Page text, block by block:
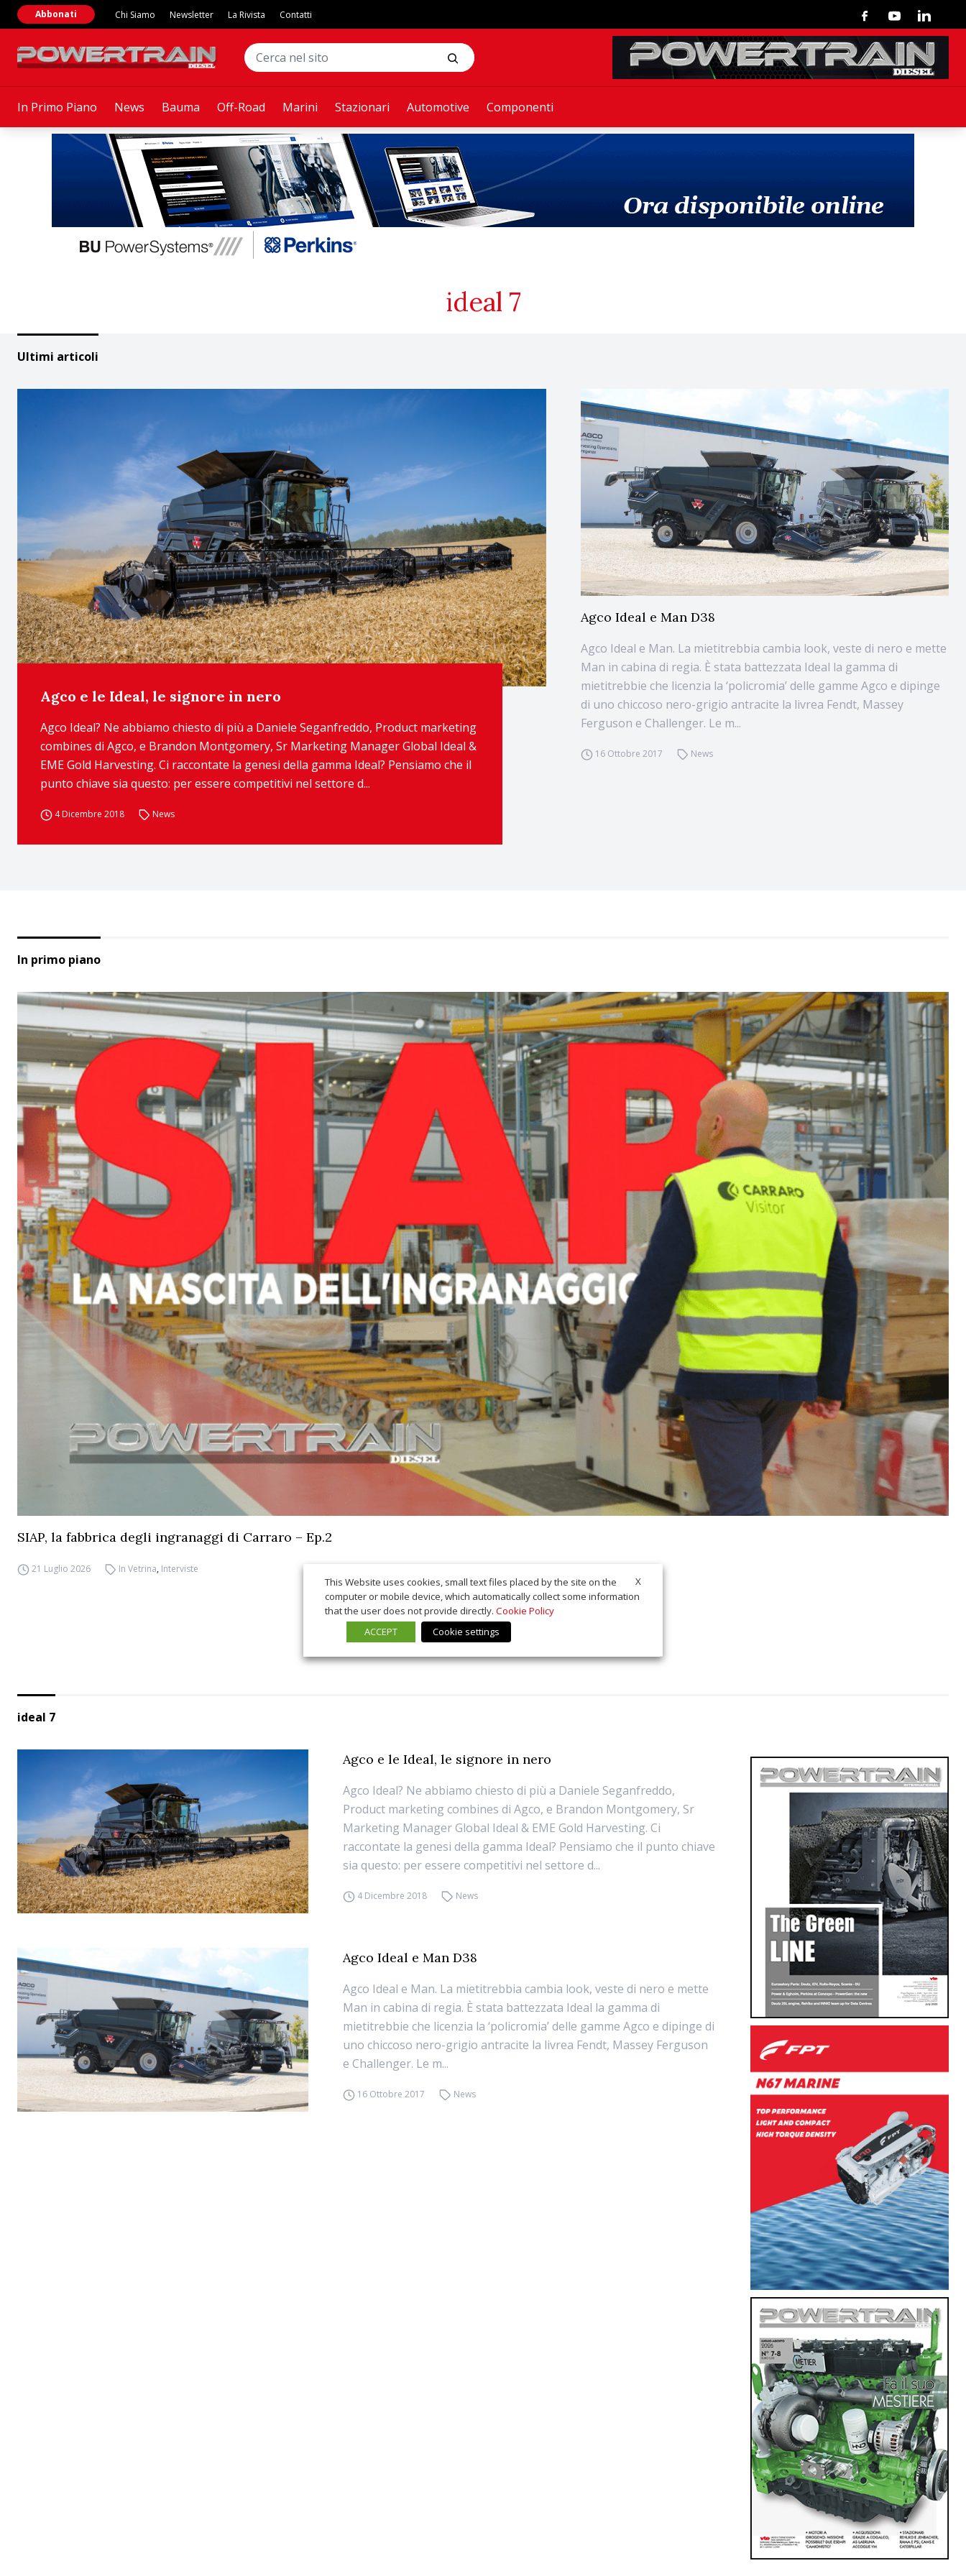
In Primo Piano News Bauma Off-Road Marini Stazionari Automotive Componenti
Abbonati Chi Siamo Newsletter La Rivista Contatti FacebookYoutubeLinkedin
ideal 7
Ultimi articoli
Agco e le Ideal, le signore in nero
Agco Ideal? Ne abbiamo chiesto di più a Daniele Seganfreddo, Product marketing
combines di Agco, e Brandon Montgomery, Sr Marketing Manager Global Ideal &
EME Gold Harvesting. Ci raccontate la genesi della gamma Ideal? Pensiamo che il
punto chiave sia questo: per essere competitivi nel settore d...
4 Dicembre 2018 News
Agco Ideal e Man D38
Agco Ideal e Man. La mietitrebbia cambia look, veste di nero e mette
Man in cabina di regia. È stata battezzata Ideal la gamma di
mietitrebbie che licenzia la ‘policromia’ delle gamme Agco e dipinge
di uno chiccoso nero-grigio antracite la livrea Fendt, Massey
Ferguson e Challenger. Le m...
16 Ottobre 2017 News
In primo piano
SIAP, la fabbrica degli ingranaggi di Carraro – Ep.2
21 Luglio 2026 In Vetrina, Interviste
ideal 7
Agco e le Ideal, le signore in nero
Agco Ideal? Ne abbiamo chiesto di più a Daniele Seganfreddo,
Product marketing combines di Agco, e Brandon Montgomery, Sr
Marketing Manager Global Ideal & EME Gold Harvesting. Ci
raccontate la genesi della gamma Ideal? Pensiamo che il punto chiave
sia questo: per essere competitivi nel settore d...
4 Dicembre 2018 News
Agco Ideal e Man D38
Agco Ideal e Man. La mietitrebbia cambia look, veste di nero e mette
Man in cabina di regia. È stata battezzata Ideal la gamma di
mietitrebbie che licenzia la ‘policromia’ delle gamme Agco e dipinge di
uno chiccoso nero-grigio antracite la livrea Fendt, Massey Ferguson
e Challenger. Le m...
16 Ottobre 2017 News
X
This Website uses cookies, small text files placed by the site on the
computer or mobile device, which automatically collect some information
that the user does not provide directly. Cookie Policy
ACCEPT
Cookie settings